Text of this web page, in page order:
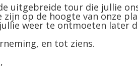
uitgebreide tour die jullie
zijn op de hoogte van onze
weer te ontmoeten later
en tot ziens.